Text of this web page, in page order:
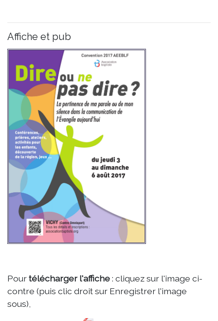
Affiche et pub
Pourtélécharger l'affiche: cliquez sur l'image ci-
contre (puis clic droit sur Enregistrer l'image
sous),